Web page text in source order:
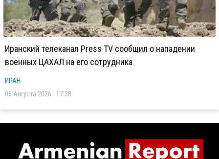
Иранский телеканал Press TV сообщил о нападении
военных ЦАХАЛ на его сотрудника
ИРАН
06 Августа 2026 - 17:38